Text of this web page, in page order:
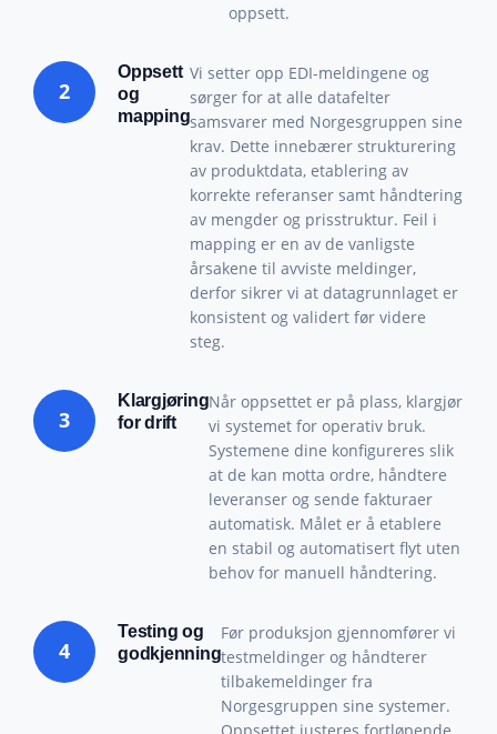
oppsett.
2
Oppsett
og
mapping
Vi setter opp EDI-meldingene og
sørger for at alle datafelter
samsvarer med Norgesgruppen sine
krav. Dette innebærer strukturering
av produktdata, etablering av
korrekte referanser samt håndtering
av mengder og prisstruktur. Feil i
mapping er en av de vanligste
årsakene til avviste meldinger,
derfor sikrer vi at datagrunnlaget er
konsistent og validert før videre
steg.
3
Klargjøring
for drift
Når oppsettet er på plass, klargjør
vi systemet for operativ bruk.
Systemene dine konfigureres slik
at de kan motta ordre, håndtere
leveranser og sende fakturaer
automatisk. Målet er å etablere
en stabil og automatisert flyt uten
behov for manuell håndtering.
4
Testing og
godkjenning
Før produksjon gjennomfører vi
testmeldinger og håndterer
tilbakemeldinger fra
Norgesgruppen sine systemer.
Oppsettet justeres fortløpende